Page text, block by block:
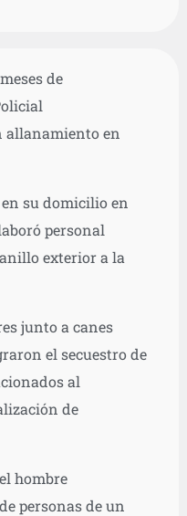
de
allanamiento en
su domicilio en
personal
exterior a la
junto a canes
el secuestro de
al
de
hombre
personas de un